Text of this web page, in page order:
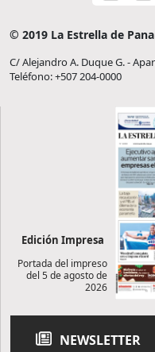
© 2019 La Estrella de
C/ Alejandro A. Duque G. -
Teléfono: +507 204-0000
Edición Impresa
Portada del impreso
del 5 de agosto de
2026
NEWSLETTER